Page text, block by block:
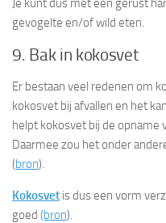
Je kunt dus met een gerust
gevogelte en/of wild eten.
9. Bak in kokosvet
Er bestaan veel redenen om
kokosvet bij afvallen en het
helpt kokosvet bij de opname
Daarmee zou het onder
(bron).
Kokosvet is dus een vorm
goed (bron).